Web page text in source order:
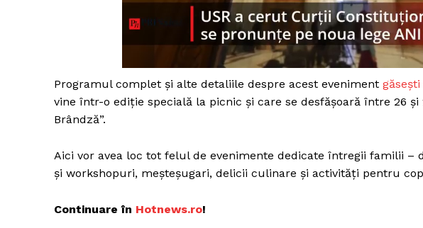
FREEDOM HOUSE
ROMÂNIA
Programul complet și alte detaliile despre acest eveniment găsești
vine într-o ediție specială la picnic și care se desfășoară între 26
Brândză”.
Aici vor avea loc tot felul de evenimente dedicate întregii familii –
și workshopuri, meșteșugari, delicii culinare și activități pentru
Continuare în Hotnews.ro!